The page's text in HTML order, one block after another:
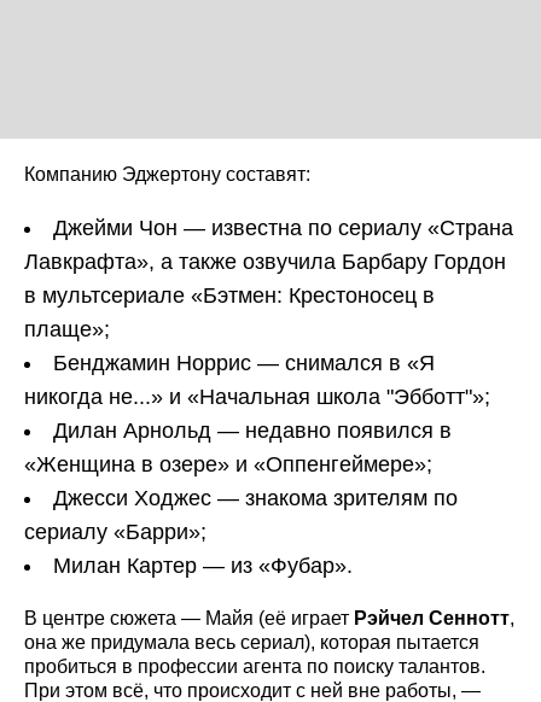
Компанию Эджертону составят:
Джейми Чон — известна по сериалу «Страна
Лавкрафта», а также озвучила Барбару Гордон
в мультсериале «Бэтмен: Крестоносец в
плаще»;
Бенджамин Норрис — снимался в «Я
никогда не...» и «Начальная школа "Эбботт"»;
Дилан Арнольд — недавно появился в
«Женщина в озере» и «Оппенгеймере»;
Джесси Ходжес — знакома зрителям по
сериалу «Барри»;
Милан Картер — из «Фубар».
В центре сюжета — Майя (её играет Рэйчел Сеннотт,
она же придумала весь сериал), которая пытается
пробиться в профессии агента по поиску талантов.
При этом всё, что происходит с ней вне работы, —